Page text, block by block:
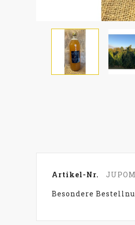
Artikel-Nr.
Besondere